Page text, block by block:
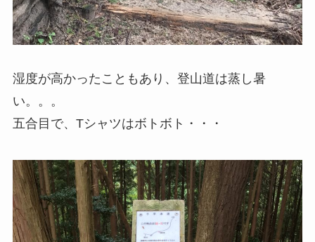
湿度が高かったこともあり、登山道は蒸し暑
い。。。
五合目で、Tシャツはボトボト・・・